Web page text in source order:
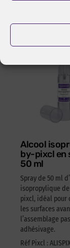
Les
Alcool
by-pixcl en
50 ml
Spray de 50 ml
isopropylique
pixcl, idéal pour
les surfaces
l’assemblage
adhésivage.
Réf Pixcl :